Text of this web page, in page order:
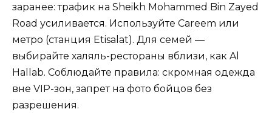
заранее: трафик на Sheikh Mohammed Bin Zayed
Road усиливается. Используйте Careem или
метро (станция Etisalat). Для семей —
выбирайте халяль-рестораны вблизи, как Al
Hallab. Соблюдайте правила: скромная одежда
вне VIP-зон, запрет на фото бойцов без
разрешения.